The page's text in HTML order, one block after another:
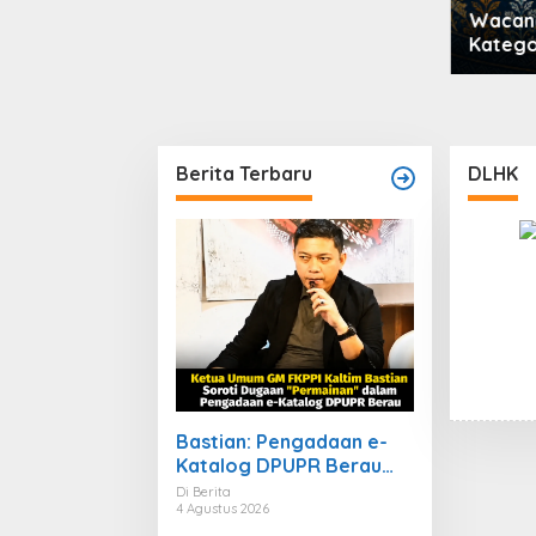
Berita Terbaru
Bastian: Pengadaan e-
Katalog DPUPR Berau
Harus Transparan,
Dugaan Permainan Tak
Di Berita
4 Agustus 2026
DLHK